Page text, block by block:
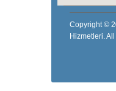
Copyright ©
Hizmetleri.